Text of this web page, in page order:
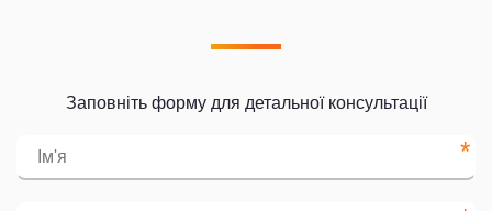
Заповніть форму для детальної консультації
*